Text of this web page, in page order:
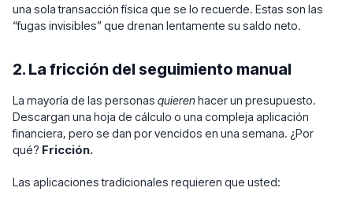
una sola transacción física que se lo recuerde. Estas son las
“fugas invisibles” que drenan lentamente su saldo neto.
2. La fricción del seguimiento manual
La mayoría de las personas quierenhacer un presupuesto.
Descargan una hoja de cálculo o una compleja aplicación
financiera, pero se dan por vencidos en una semana. ¿Por
qué? Fricción.
Las aplicaciones tradicionales requieren que usted: